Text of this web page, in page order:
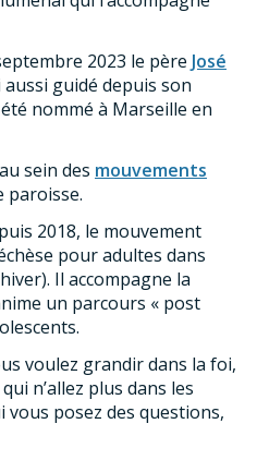
2023 le père José
aussi guidé depuis son
nommé à Marseille en
sein des mouvements
paroisse.
2018, le mouvement
pour adultes dans
Il accompagne la
un parcours « post
voulez grandir dans la foi,
n’allez plus dans les
posez des questions,